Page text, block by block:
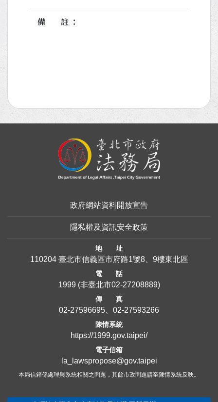
備註
政府網站資料開放宣告
隱私權及資訊安全政策
地 址
110204 臺北市信義區市府路1號8、9樓東北區
電 話
1999 (非臺北市02-27208889)
傳 真
02-27596695、02-27593266
陳情系統
https://1999.gov.taipei/
電子信箱
la_lawspropose@gov.taipei
本局信箱係處理與系統相關之問題，其餘市政問題請至陳情系統反映。